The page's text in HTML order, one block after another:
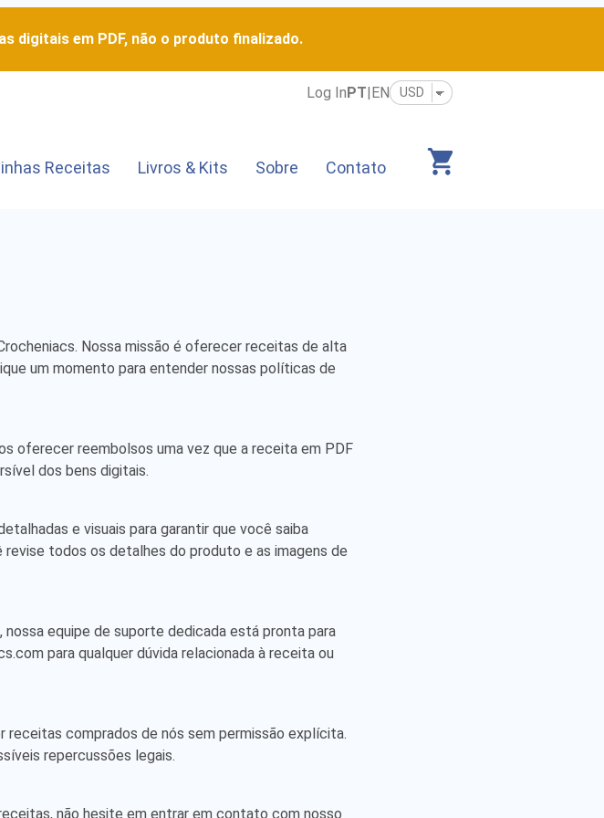
digitais em PDF, não o produto finalizado.
Log InPT|EN
Receitas Livros & Kits Sobre Contato
Nossa missão é oferecer receitas de alta
um momento para entender nossas políticas de
oferecer reembolsos uma vez que a receita em PDF
dos bens digitais.
e visuais para garantir que você saiba
todos os detalhes do produto e as imagens de
equipe de suporte dedicada está pronta para
para qualquer dúvida relacionada à receita ou
receitas comprados de nós sem permissão explícita.
repercussões legais.
não hesite em entrar em contato com nosso